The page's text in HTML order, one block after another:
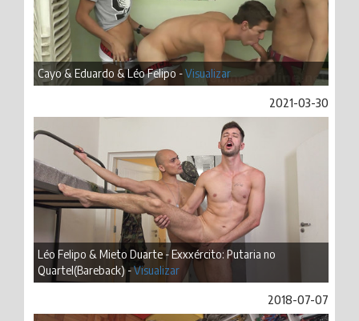
Cayo & Eduardo & Léo Felipo -Visualizar
2021-03-30
Léo Felipo & Mieto Duarte - Exxxército: Putaria no
Quartel(Bareback) -Visualizar
2018-07-07